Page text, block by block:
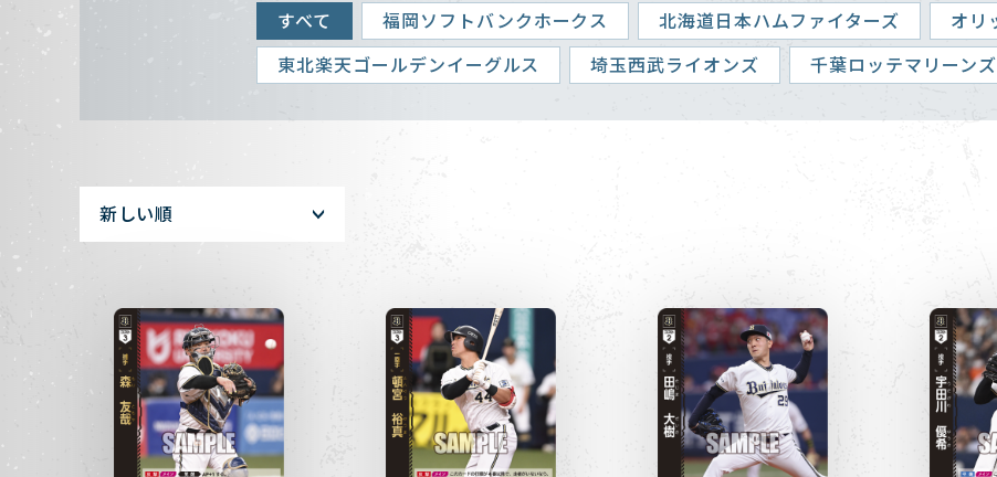
すべて 福岡ソフトバンクホークス 北海道日本ハムファイターズ
オリ
東北楽天ゴールデンイーグルス
埼玉西武ライオンズ 千葉ロッテマリーンズ